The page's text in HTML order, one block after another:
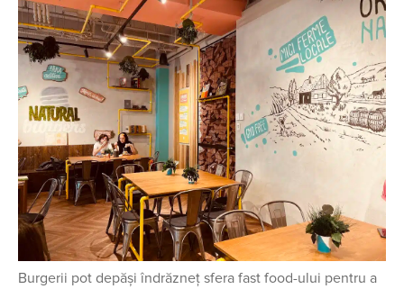
Burgerii pot depăşi îndrăzneţ sfera fast food-ului pentru a